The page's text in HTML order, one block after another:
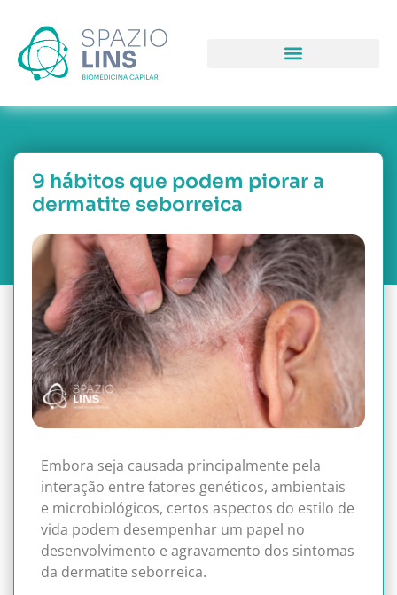
9 hábitos que podem piorar a
dermatite seborreica
Embora seja causada principalmente pela
interação entre fatores genéticos, ambientais
e microbiológicos, certos aspectos do estilo de
vida podem desempenhar um papel no
desenvolvimento e agravamento dos sintomas
da dermatite seborreica.